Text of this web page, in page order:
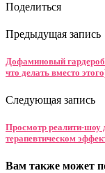
Поделиться
Предыдущая запись
Дофаминовый
что делать вместо
Следующая запись
Просмотр реалити-шоу
терапевтическом
Вам также может